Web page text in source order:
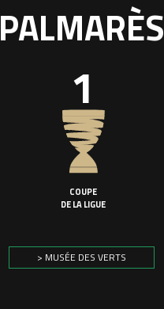
PALMARÈS
1
COUPE
DE LA LIGUE
> MUSÉE DES VERTS